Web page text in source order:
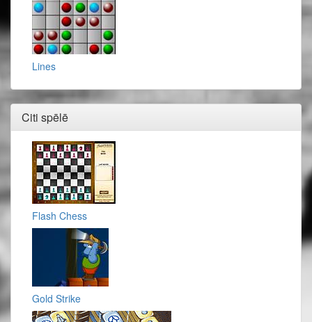
Lines
Citi spēlē
Flash Chess
Gold Strike